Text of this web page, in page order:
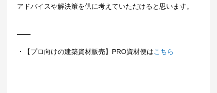
アドバイスや解決策を供に考えていただけると思います。
――
・【プロ向けの建築資材販売】PRO資材便はこちら